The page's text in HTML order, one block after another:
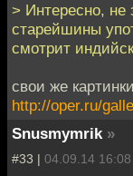
> Интересно, не
старейшины
смотрит
свои же
http://oper.ru/
Snusmymrik »
#33 | 04.09.14 16:08